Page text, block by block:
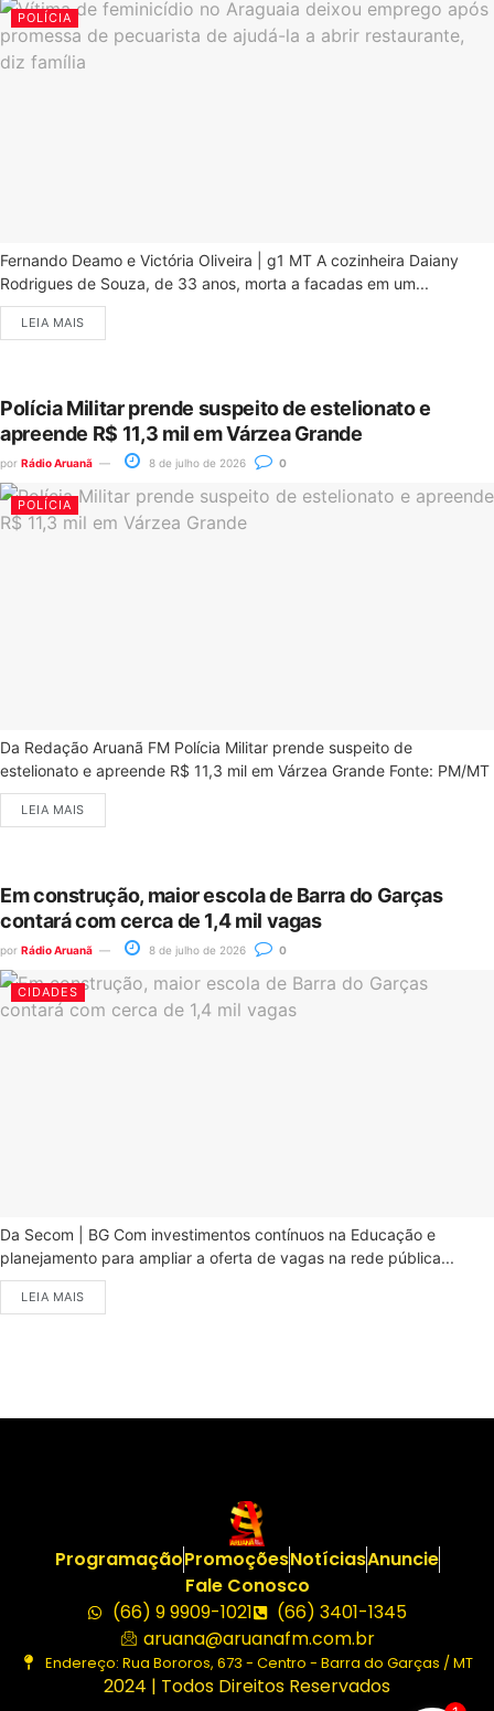
POLÍCIA
Fernando Deamo e Victória Oliveira | g1 MT A cozinheira Daiany
Rodrigues de Souza, de 33 anos, morta a facadas em um...
LEIA MAIS
Polícia Militar prende suspeito de estelionato e
apreende R$ 11,3 mil em Várzea Grande
por Rádio Aruanã 8 de julho de 2026 0
POLÍCIA
Da Redação Aruanã FM Polícia Militar prende suspeito de
estelionato e apreende R$ 11,3 mil em Várzea Grande Fonte: PM/MT
LEIA MAIS
Em construção, maior escola de Barra do Garças
contará com cerca de 1,4 mil vagas
por Rádio Aruanã 8 de julho de 2026 0
CIDADES
Da Secom | BG Com investimentos contínuos na Educação e
planejamento para ampliar a oferta de vagas na rede pública...
LEIA MAIS
ProgramaçãoPromoçõesNotíciasAnuncie
Fale Conosco
(66) 9 9909-1021
(66) 3401-1345
aruana@aruanafm.com.br
Endereço: Rua Bororos, 673 - Centro - Barra do Garças / MT
2024 | Todos Direitos Reservados